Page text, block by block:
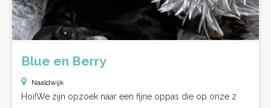
Blue en Berry
Naaldwijk
Hoi!We zijn opzoek naar een fijne oppas die op onze 2